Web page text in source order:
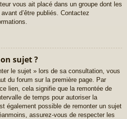
vous ait placé dans un groupe dont les
d’être publiés. Contactez
sujet ?
le sujet » lors de sa consultation, vous
du forum sur la première page. Par
lien, cela signifie que la remontée de
de temps pour autoriser la
également possible de remonter un sujet
assurez-vous de respecter les